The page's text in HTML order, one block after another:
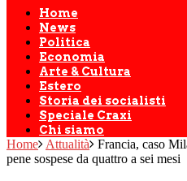
Home
News
Politica
Economia
Arte & Cultura
Estero
Storia dei socialisti
Speciale Craxi
Chi siamo
Home Attualità
Francia, caso
pene sospese da quattro a sei mesi